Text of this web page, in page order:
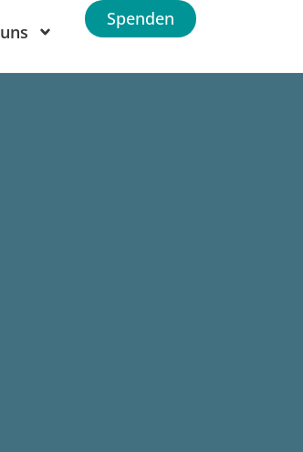
Spenden